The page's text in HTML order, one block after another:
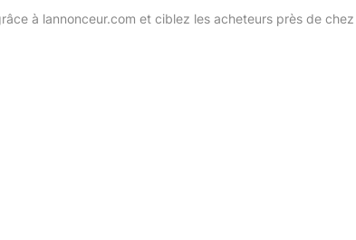
à lannonceur.com et ciblez les acheteurs près de